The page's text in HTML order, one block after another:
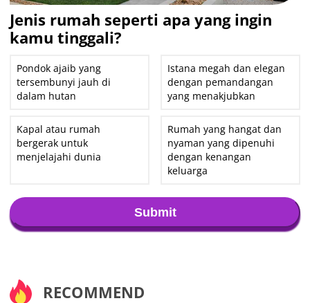
Jenis rumah seperti apa yang ingin
kamu tinggali?
Pondok ajaib yang
tersembunyi jauh di
dalam hutan
Istana megah dan elegan
dengan pemandangan
yang menakjubkan
Kapal atau rumah
bergerak untuk
menjelajahi dunia
Rumah yang hangat dan
nyaman yang dipenuhi
dengan kenangan
keluarga
Submit
RECOMMEND